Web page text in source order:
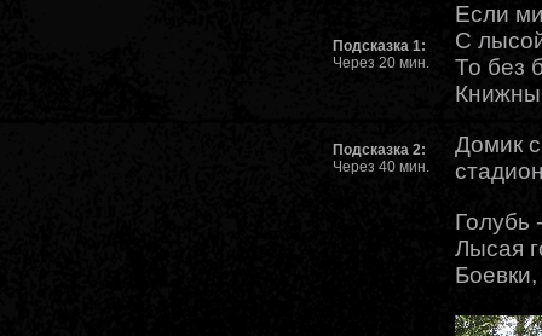
Подсказка 1:
Через 20 мин.
Если
С
То без
Подсказка 2:
Через 40 мин.
Домик
Лысая